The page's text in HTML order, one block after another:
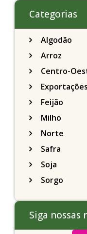
Categorias
Algodão
Arroz
Centro-
Exportações
Feijão
Milho
Norte
Safra
Soja
Sorgo
Siga nossas